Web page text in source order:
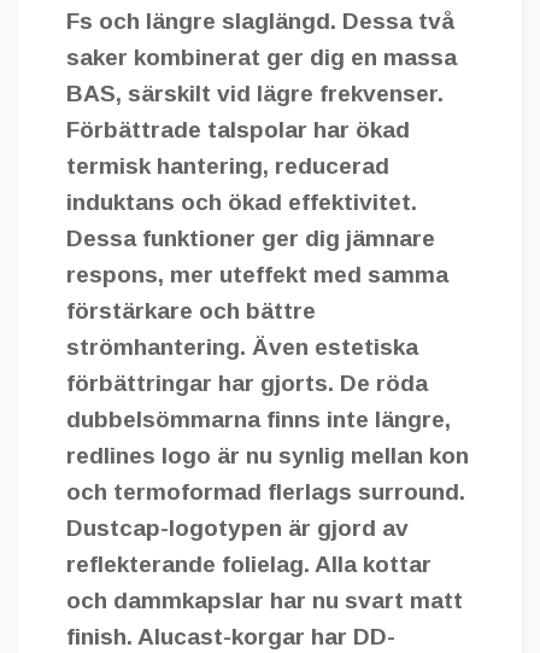
Fs och längre slaglängd. Dessa två
saker kombinerat ger dig en massa
BAS, särskilt vid lägre frekvenser.
Förbättrade talspolar har ökad
termisk hantering, reducerad
induktans och ökad effektivitet.
Dessa funktioner ger dig jämnare
respons, mer uteffekt med samma
förstärkare och bättre
strömhantering. Även estetiska
förbättringar har gjorts. De röda
dubbelsömmarna finns inte längre,
redlines logo är nu synlig mellan kon
och termoformad flerlags surround.
Dustcap-logotypen är gjord av
reflekterande folielag. Alla kottar
och dammkapslar har nu svart matt
finish. Alucast-korgar har DD-